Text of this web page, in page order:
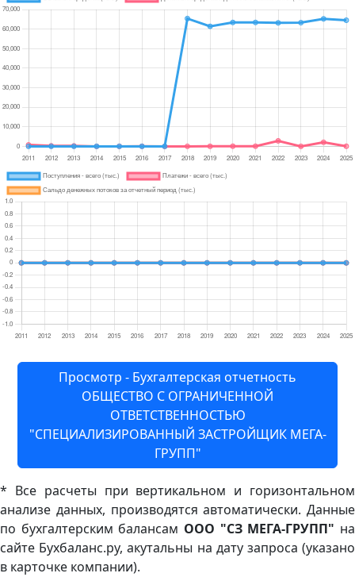
Просмотр - Бухгалтерская отчетность
ОБЩЕСТВО С ОГРАНИЧЕННОЙ
ОТВЕТСТВЕННОСТЬЮ
"СПЕЦИАЛИЗИРОВАННЫЙ ЗАСТРОЙЩИК МЕГА-
ГРУПП"
* Все расчеты при вертикальном и горизонтальном
анализе данных, производятся автоматически. Данные
по бухгалтерским балансам ООО "СЗ МЕГА-ГРУПП" на
сайте Бухбаланс.ру, акутальны на дату запроса (указано
в карточке компании).